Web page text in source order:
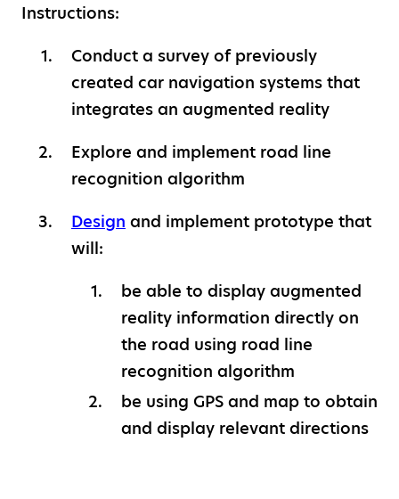
Instructions:
Conduct a survey of previously
created car navigation systems that
integrates an augmented reality
Explore and implement road line
recognition algorithm
Design and implement prototype that
will:
be able to display augmented
reality information directly on
the road using road line
recognition algorithm
be using GPS and map to obtain
and display relevant directions